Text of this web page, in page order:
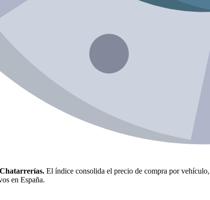
El índice consolida el precio de compra por
en España.